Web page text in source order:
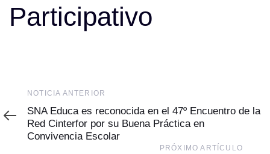
Participativo
Noticia
Anterior
NOTICIA ANTERIOR
SNA Educa es reconocida en el 47º Encuentro de la
Red Cinterfor por su Buena Práctica en
Convivencia Escolar
PRÓXIMO ARTÍCULO